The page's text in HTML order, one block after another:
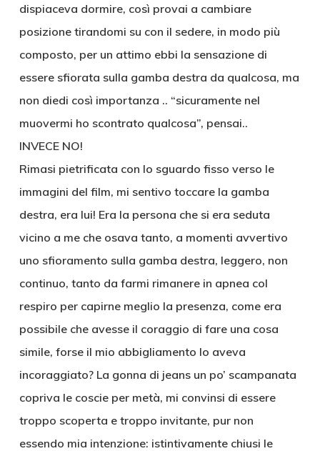
dispiaceva dormire, così provai a cambiare
posizione tirandomi su con il sedere, in modo più
composto, per un attimo ebbi la sensazione di
essere sfiorata sulla gamba destra da qualcosa, ma
non diedi così importanza .. “sicuramente nel
muovermi ho scontrato qualcosa”, pensai..
INVECE NO!
Rimasi pietrificata con lo sguardo fisso verso le
immagini del film, mi sentivo toccare la gamba
destra, era lui! Era la persona che si era seduta
vicino a me che osava tanto, a momenti avvertivo
uno sfioramento sulla gamba destra, leggero, non
continuo, tanto da farmi rimanere in apnea col
respiro per capirne meglio la presenza, come era
possibile che avesse il coraggio di fare una cosa
simile, forse il mio abbigliamento lo aveva
incoraggiato? La gonna di jeans un po’ scampanata
copriva le coscie per metà, mi convinsi di essere
troppo scoperta e troppo invitante, pur non
essendo mia intenzione: istintivamente chiusi le